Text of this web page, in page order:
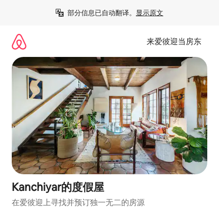
部分信息已自动翻译。 显示原文
来爱彼迎当房东
Kanchiyar的度假屋
在爱彼迎上寻找并预订独一无二的房源